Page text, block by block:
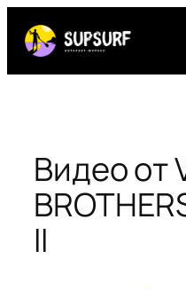
содержимому
Видео от
II